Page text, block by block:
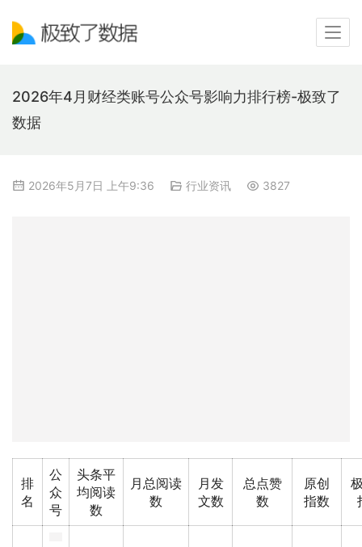
2026年4月财经类账号公众号影响力排行榜-极致了
数据
2026年5月7日 上午9:36 行业资讯 3827
排
名
公
众
号
头条平
均阅读
数
月总阅读
数
月发
文数
总点赞
数
原创
指数